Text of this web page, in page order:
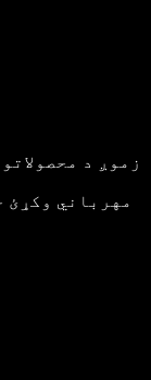
زموږ د
مهرباني وکړئ